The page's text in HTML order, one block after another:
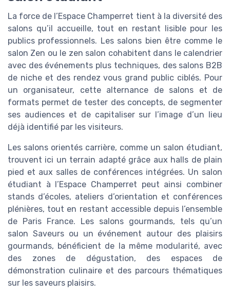
La force de l’Espace Champerret tient à la diversité des
salons qu’il accueille, tout en restant lisible pour les
publics professionnels. Les salons bien être comme le
salon Zen ou le zen salon cohabitent dans le calendrier
avec des événements plus techniques, des salons B2B
de niche et des rendez vous grand public ciblés. Pour
un organisateur, cette alternance de salons et de
formats permet de tester des concepts, de segmenter
ses audiences et de capitaliser sur l’image d’un lieu
déjà identifié par les visiteurs.
Les salons orientés carrière, comme un salon étudiant,
trouvent ici un terrain adapté grâce aux halls de plain
pied et aux salles de conférences intégrées. Un salon
étudiant à l’Espace Champerret peut ainsi combiner
stands d’écoles, ateliers d’orientation et conférences
plénières, tout en restant accessible depuis l’ensemble
de Paris France. Les salons gourmands, tels qu’un
salon Saveurs ou un événement autour des plaisirs
gourmands, bénéficient de la même modularité, avec
des zones de dégustation, des espaces de
démonstration culinaire et des parcours thématiques
sur les saveurs plaisirs.